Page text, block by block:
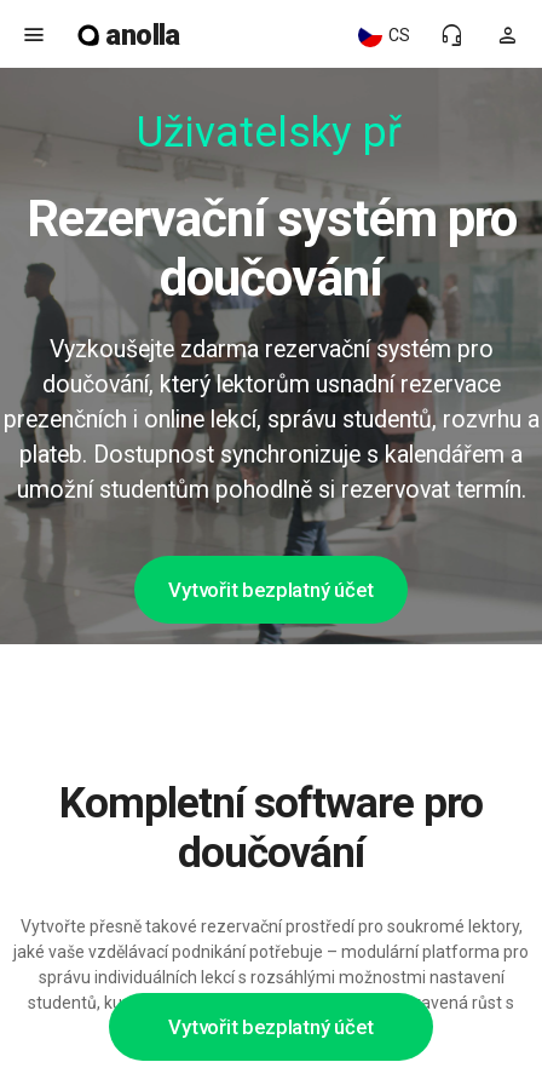
menu anolla person
headset_mic
CS
Uživatelsky pří
Rezervační systém pro
doučování
Vyzkoušejte zdarma rezervační systém pro
doučování, který lektorům usnadní rezervace
prezenčních i online lekcí, správu studentů, rozvrhu a
plateb. Dostupnost synchronizuje s kalendářem a
umožní studentům pohodlně si rezervovat termín.
Vytvořit bezplatný účet
Vytvořit bezplatný účet
Kompletní software pro
doučování
Vytvořte přesně takové rezervační prostředí pro soukromé lektory,
jaké vaše vzdělávací podnikání potřebuje – modulární platforma pro
správu individuálních lekcí s rozsáhlými možnostmi nastavení
studentů, kurzů a platebních řešení a integrací, připravená růst s
vaší lektorskou kariérou.